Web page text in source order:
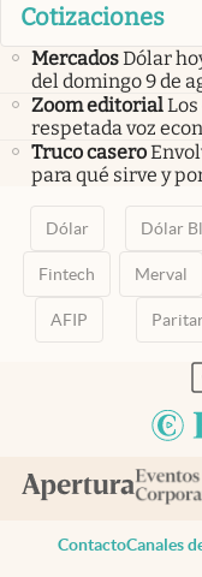
Cotizaciones
MercadosDólar
del domingo 9 de
Zoom editorial
respetada voz
Truco casero
para qué sirve y
Dólar Dólar
Fintech Merval
AFIP
ContactoCanales